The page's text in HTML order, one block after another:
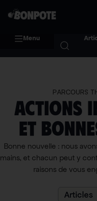
Menu
PARCOURS
Actions
et
Bonne nouvelle : nous
mains, et chacun peut y
raisons de vous
Articles